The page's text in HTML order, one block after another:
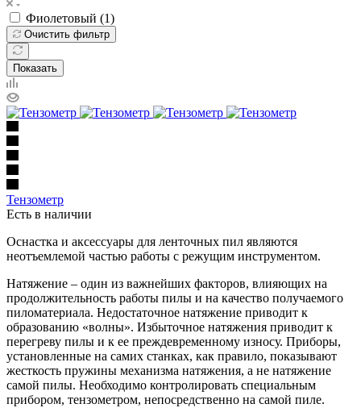
Фиолетовый (1)
Очистить фильтр
Показать
Тензометр
Есть в наличии
Оснастка и аксессуары для ленточных пил являются
неотъемлемой частью работы с режущим инструментом.
Натяжение – один из важнейших факторов, влияющих на
продолжительность работы пилы и на качество получаемого
пиломатериала. Недостаточное натяжение приводит к
образованию «волны». Избыточное натяжения приводит к
перегреву пилы и к ее преждевременному износу. Приборы,
установленные на самих станках, как правило, показывают
жесткость пружины механизма натяжения, а не натяжение
самой пилы. Необходимо контролировать специальным
прибором, тензометром, непосредственно на самой пиле.